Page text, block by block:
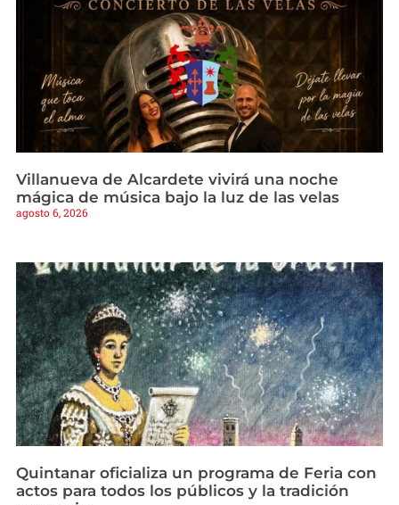
Villanueva de Alcardete vivirá una noche
mágica de música bajo la luz de las velas
agosto 6, 2026
Quintanar oficializa un programa de Feria con
actos para todos los públicos y la tradición